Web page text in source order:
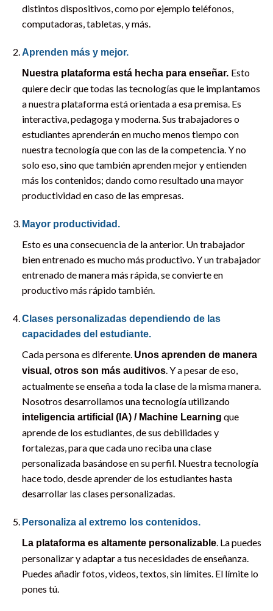
distintos dispositivos, como por ejemplo teléfonos,
computadoras, tabletas, y más.
Aprenden más y mejor.
Nuestra plataforma está hecha para enseñar. Esto
quiere decir que todas las tecnologías que le implantamos
a nuestra plataforma está orientada a esa premisa. Es
interactiva, pedagoga y moderna. Sus trabajadores o
estudiantes aprenderán en mucho menos tiempo con
nuestra tecnología que con las de la competencia. Y no
solo eso, sino que también aprenden mejor y entienden
más los contenidos; dando como resultado una mayor
productividad en caso de las empresas.
Mayor productividad.
Esto es una consecuencia de la anterior. Un trabajador
bien entrenado es mucho más productivo. Y un trabajador
entrenado de manera más rápida, se convierte en
productivo más rápido también.
Clases personalizadas dependiendo de las
capacidades del estudiante.
Cada persona es diferente. Unos aprenden de manera
visual, otros son más auditivos. Y a pesar de eso,
actualmente se enseña a toda la clase de la misma manera.
Nosotros desarrollamos una tecnología utilizando
inteligencia artificial (IA) / Machine Learning que
aprende de los estudiantes, de sus debilidades y
fortalezas, para que cada uno reciba una clase
personalizada basándose en su perfil. Nuestra tecnología
hace todo, desde aprender de los estudiantes hasta
desarrollar las clases personalizadas.
Personaliza al extremo los contenidos.
La plataforma es altamente personalizable. La puedes
personalizar y adaptar a tus necesidades de enseñanza.
Puedes añadir fotos, videos, textos, sin límites. El límite lo
pones tú.